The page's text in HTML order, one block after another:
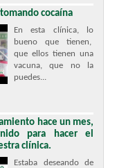
cocaína
En esta clínica, lo
bueno que tienen,
que ellos tienen una
vacuna, que no la
puedes...
hace un mes,
para hacer el
clínica.
Estaba deseando de